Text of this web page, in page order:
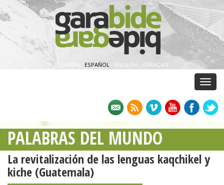
EUSKARA ESPAÑOL · ENGLISH · FRANÇAIS
PALABRAS DEL MUNDO
La revitalización de las lenguas kaqchikel y
kiche (Guatemala)